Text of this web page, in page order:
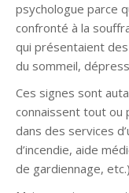
psychologue parce
confronté à la
qui présentaient
du sommeil,
Ces signes sont
connaissent tout
dans des services
d’incendie, aide
de gardiennage,